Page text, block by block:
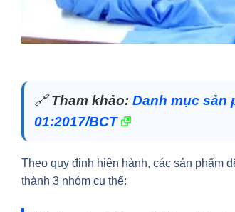
🔗Tham khảo: Danh mục sản
01:2017/BCT
Theo quy định hiện hành, các sản phẩm
thành 3 nhóm cụ thể: